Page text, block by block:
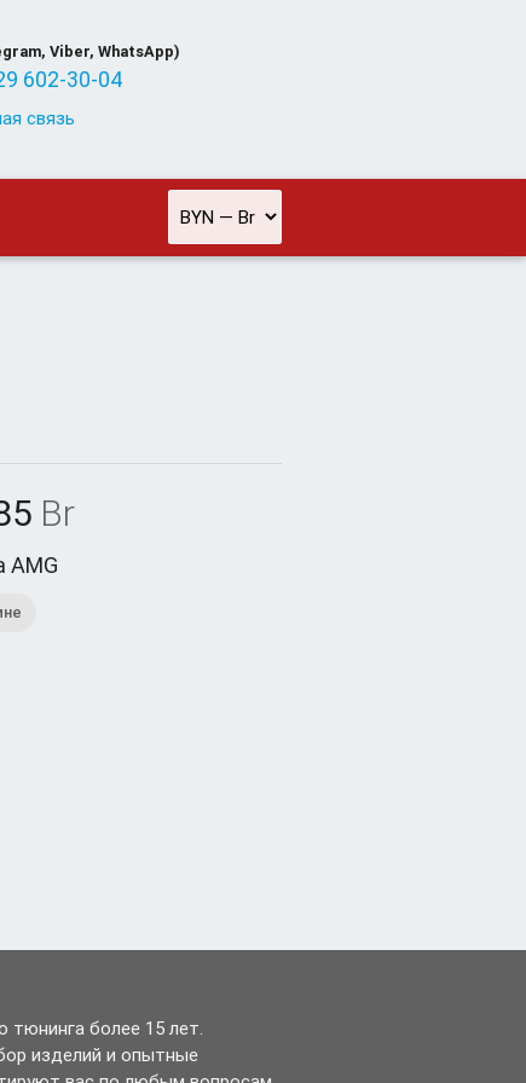
Viber, WhatsApp)
602-30-04
связь
Br
AMG
более 15 лет.
изделий и опытные